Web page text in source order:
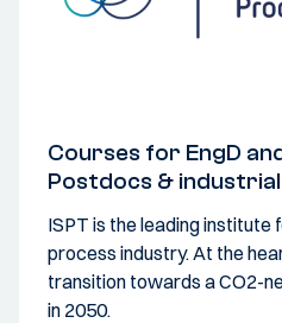
Courses for EngD
Postdocs &
ISPT is the leading institute
process industry. At the
transition towards a CO2-
in 2050.